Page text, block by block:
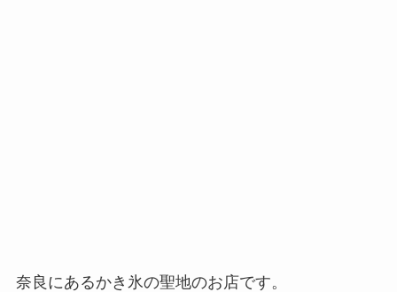
奈良にあるかき氷の聖地のお店です。